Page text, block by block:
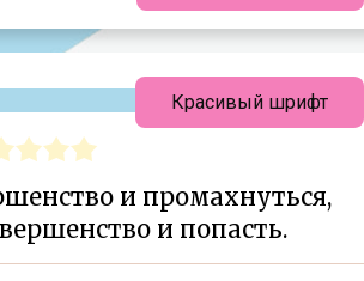
и промахнуться,
и попасть.
Красивый шрифт